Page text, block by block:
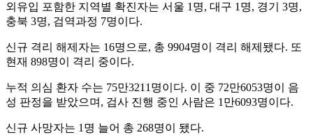
외유입 포함한 지역별 확진자는 서울 1명, 대구 1명, 경기 3명,
충북 3명, 검역과정 7명이다.
신규 격리 해제자는 16명으로, 총 9904명이 격리 해제됐다. 또
현재 898명이 격리 중이다.
누적 의심 환자 수는 75만3211명이다. 이 중 72만6053명이 음
성 판정을 받았으며, 검사 진행 중인 사람은 1만6093명이다.
신규 사망자는 1명 늘어 총 268명이 됐다.